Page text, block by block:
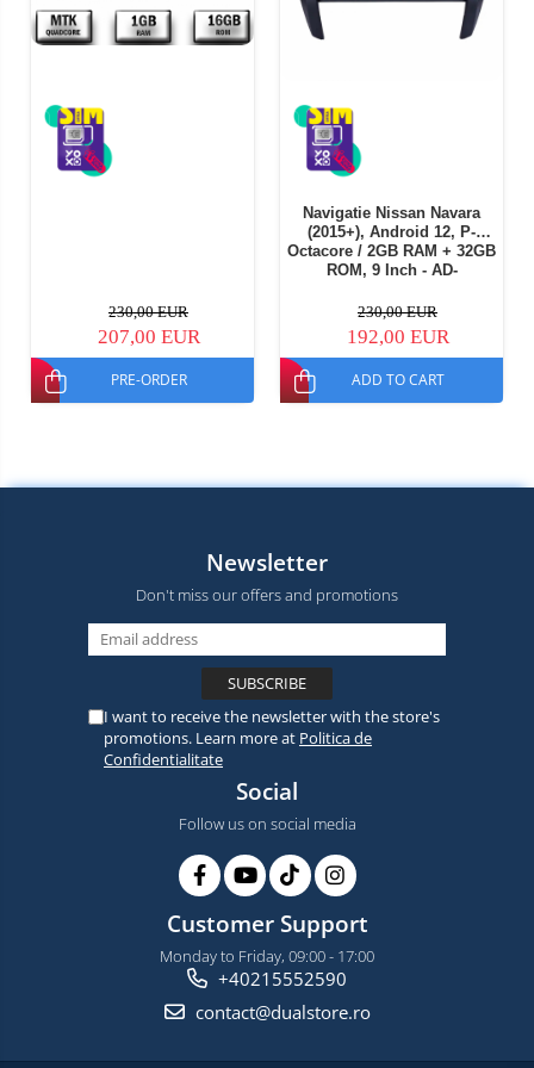
230,00 EUR
207,00 EUR
PRE-ORDER
Navigatie Nissan Navara
(2015+), Android 12, P-
Octacore / 2GB RAM + 32GB
ROM, 9 Inch - AD-
230,00 EUR
192,00 EUR
ADD TO CART
Newsletter
Don't miss our offers and promotions
I want to receive the newsletter with the store's
promotions. Learn more at Politica de
Confidentialitate
Social
Follow us on social media
Customer Support
Monday to Friday, 09:00 - 17:00
+40215552590
contact@dualstore.ro